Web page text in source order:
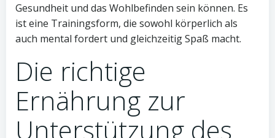
Gesundheit und das Wohlbefinden sein können. Es
ist eine Trainingsform, die sowohl körperlich als
auch mental fordert und gleichzeitig Spaß macht.
Die richtige
Ernährung zur
Unterstützung des